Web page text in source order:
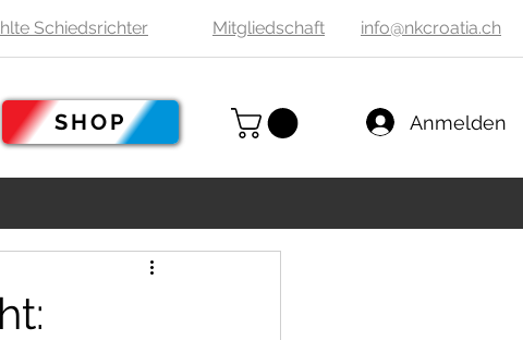
Schiedsrichter Mitgliedschaft info@nkcroatia.ch
SHOP Anmelden